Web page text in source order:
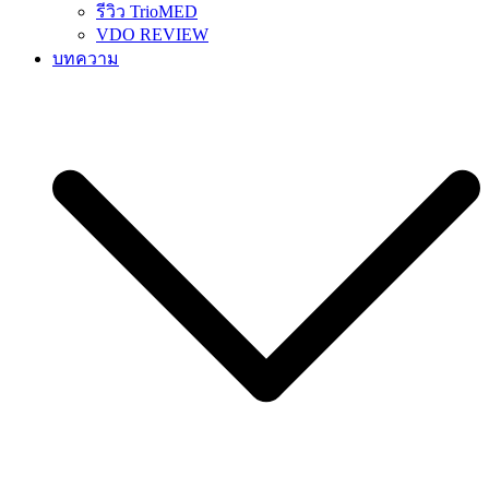
รีวิว TrioMED
VDO REVIEW
บทความ